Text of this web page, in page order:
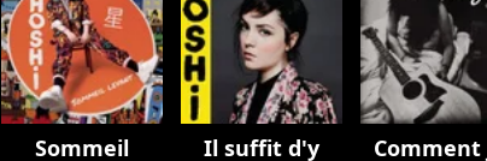
Sommeil
Il suffit d'y
Comment